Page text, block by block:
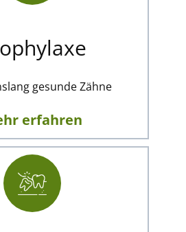
gesunde Zähne
erfahren